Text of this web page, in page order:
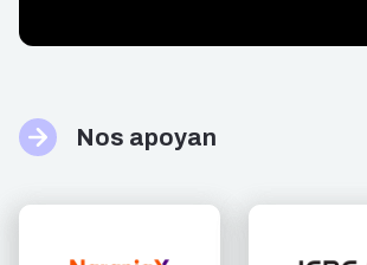
Nos apoyan